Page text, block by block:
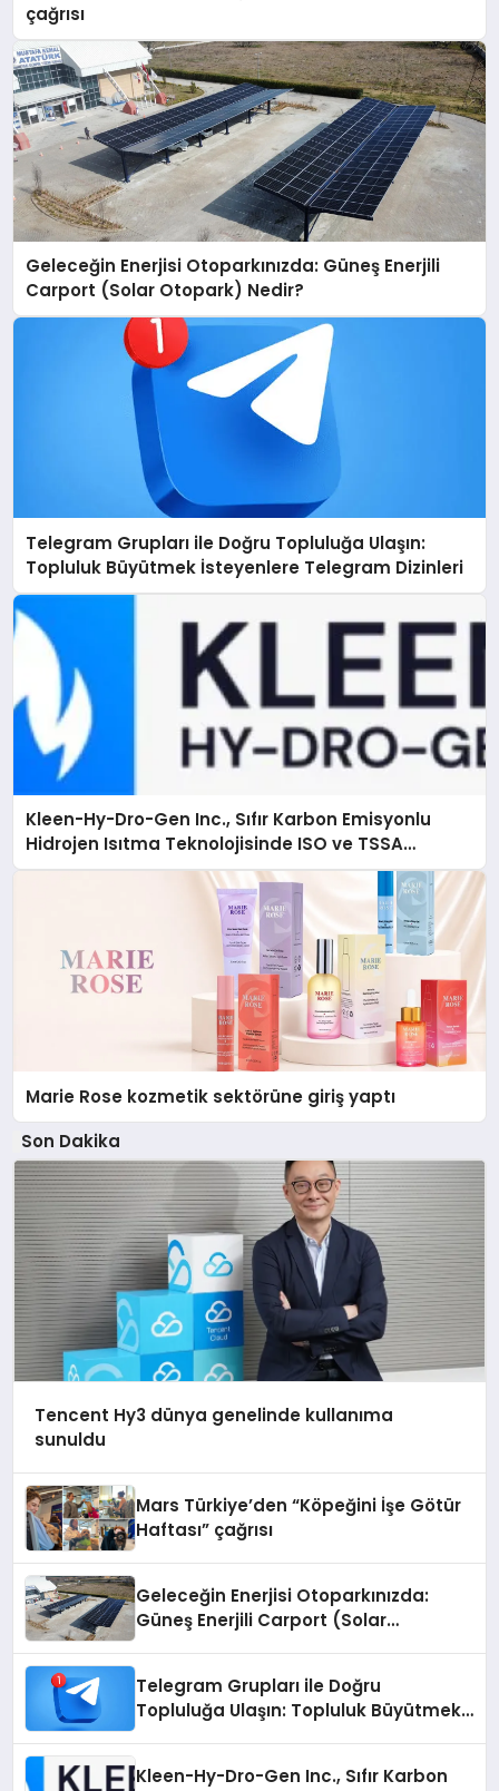
çağrısı
Geleceğin Enerjisi Otoparkınızda: Güneş Enerjili
Carport (Solar Otopark) Nedir?
Telegram Grupları ile Doğru Topluluğa Ulaşın:
Topluluk Büyütmek İsteyenlere Telegram Dizinleri
Kleen-Hy-Dro-Gen Inc., Sıfır Karbon Emisyonlu
Hidrojen Isıtma Teknolojisinde ISO ve TSSA
Düzenleyici Onaylarını Aldı
Marie Rose kozmetik sektörüne giriş yaptı
Son Dakika
Tencent Hy3 dünya genelinde kullanıma
sunuldu
Mars Türkiye’den “Köpeğini İşe Götür
Haftası” çağrısı
Geleceğin Enerjisi Otoparkınızda:
Güneş Enerjili Carport (Solar
Telegram Grupları ile Doğru
Topluluğa Ulaşın: Topluluk Büyütmek
Kleen-Hy-Dro-Gen Inc., Sıfır Karbon